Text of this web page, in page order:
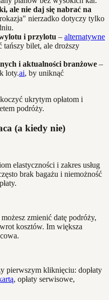
ale nie daj się nabrać na
nierzadko dotyczy tylko
i przylotu – alternatywne
tańszy bilet, ale droższy
i aktualności branżowe –
loty.ai, by uniknąć
ukrytym opłatom i
podróży.
(a kiedy nie)
elastyczności i zakres usług
brak bagażu i niemożność
zmienić datę podróży,
kosztów. Im większa
pierwszym kliknięciu: dopłaty
, opłaty serwisowe,